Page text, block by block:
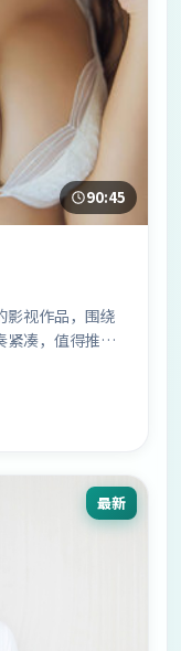
90:45
视作品，围绕
紧凑，值得推荐
最新